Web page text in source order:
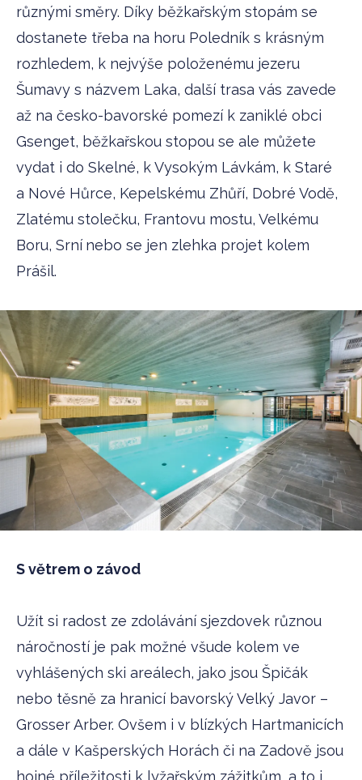
různými směry. Díky běžkařským stopám se
dostanete třeba na horu Poledník s krásným
rozhledem, k nejvýše položenému jezeru
Šumavy s názvem Laka, další trasa vás zavede
až na česko-bavorské pomezí k zaniklé obci
Gsenget, běžkařskou stopou se ale můžete
vydat i do Skelné, k Vysokým Lávkám, k Staré
a Nové Hůrce, Kepelskému Zhůří, Dobré Vodě,
Zlatému stolečku, Frantovu mostu, Velkému
Boru, Srní nebo se jen zlehka projet kolem
Prášil.
S větrem o závod
Užít si radost ze zdolávání sjezdovek různou
náročností je pak možné všude kolem ve
vyhlášených ski areálech, jako jsou Špičák
nebo těsně za hranicí bavorský Velký Javor –
Grosser Arber. Ovšem i v blízkých Hartmanicích
a dále v Kašperských Horách či na Zadově jsou
hojné příležitosti k lyžařským zážitkům, a to i